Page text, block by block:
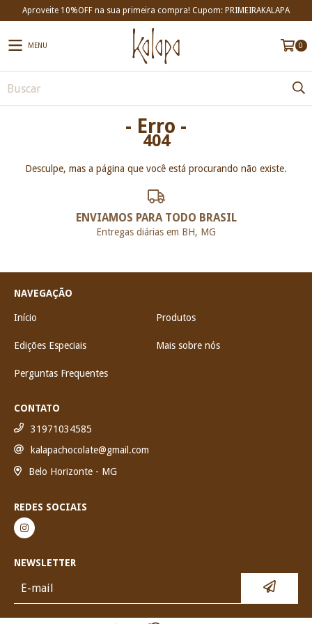
Aproveite 10%OFF na sua primeira compra! Cupom: PRIMEIRAKALAPA
MENU 0
- Erro -
404
Desculpe, mas a página que você está procurando não existe.
ENVIAMOS PARA TODO BRASIL
Entregas diárias em BH, MG
NAVEGAÇÃO
Início Produtos
Edições Especiais Mais sobre nós
Perguntas Frequentes
CONTATO
31971034585
kalapachocolate@gmail.com
Belo Horizonte - MG
REDES SOCIAIS
NEWSLETTER